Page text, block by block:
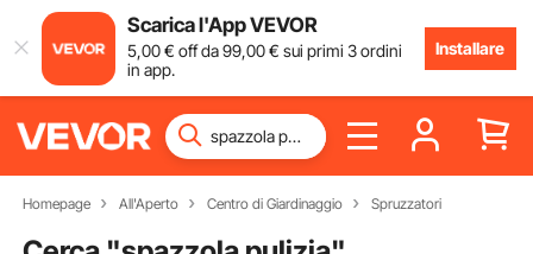
Scarica l'App VEVOR
5,00€ off da99,00€ sui primi 3 ordini
in app.
Installare
Homepage All'Aperto Centro di Giardinaggio Spruzzatori